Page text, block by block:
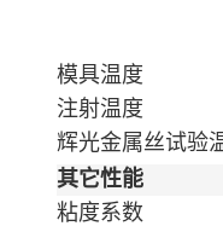
模具温度
注射温度
辉光金属丝试验
其它性能
粘度系数